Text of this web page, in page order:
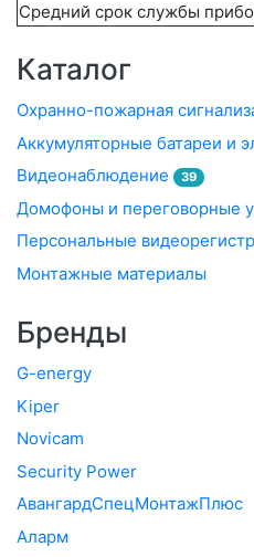
Средний срок службы
Каталог
Охранно-пожарная
Аккумуляторные батареи и
Видеонаблюдение 39
Домофоны и переговорные
Персональные
Монтажные материалы
Бренды
G-energy
Kiper
Novicam
Security Power
АвангардСпецМонтажПлюс
Аларм